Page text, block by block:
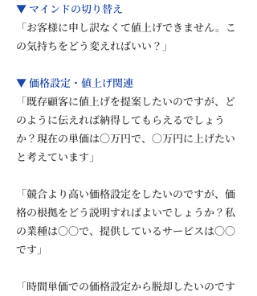
▼ マインドの切り替え
「お客様に申し訳なくて値上げできません。こ
の気持ちをどう変えればいい？」
▼ 価格設定・値上げ関連
「既存顧客に値上げを提案したいのですが、ど
のように伝えれば納得してもらえるでしょう
か？現在の単価は〇万円で、〇万円に上げたい
と考えています」
「競合より高い価格設定をしたいのですが、価
格の根拠をどう説明すればよいでしょうか？私
の業種は〇〇で、提供しているサービスは〇〇
です」
「時間単価での価格設定から脱却したいのです